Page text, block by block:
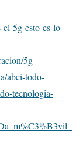
el-5g-esto-es-lo-
5g
abci-todo-
tecnologia-